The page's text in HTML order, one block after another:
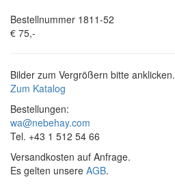
Bestellnummer 1811-52
€ 75,-
Bilder zum Vergrößern bitte anklicken.
Zum Katalog
Bestellungen:
wa@nebehay.com
Tel. +43 1 512 54 66
Versandkosten auf Anfrage.
Es gelten unsere AGB.